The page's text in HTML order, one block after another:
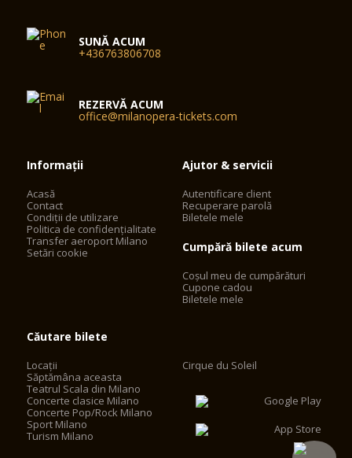
SUNĂ ACUM
+436763806708
REZERVĂ ACUM
office@milanopera-tickets.com
Informații
Acasă
Contact
Condiții de utilizare
Politica de confidențialitate
Transfer aeroport Milano
Setări cookie
Ajutor & servicii
Autentificare client
Recuperare parolă
Biletele mele
Cumpără bilete acum
Coșul meu de cumpărături
Cupone cadou
Biletele mele
Căutare bilete
Locații
Săptămâna aceasta
Teatrul Scala din Milano
Concerte clasice Milano
Concerte Pop/Rock Milano
Sport Milano
Turism Milano
Cirque du Soleil